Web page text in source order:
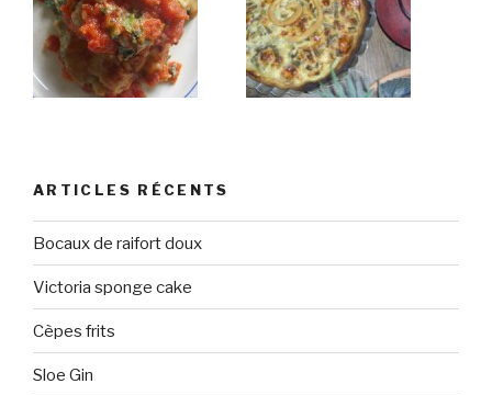
ARTICLES RÉCENTS
Bocaux de raifort doux
Victoria sponge cake
Cèpes frits
Sloe Gin